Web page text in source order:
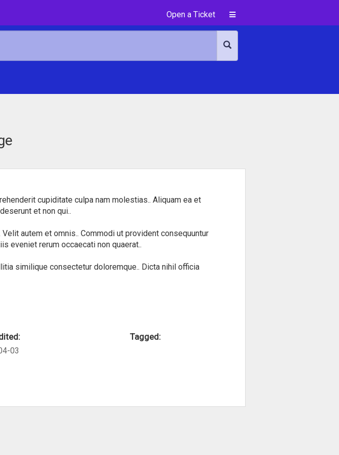
Open a Ticket
cupiditate culpa nam molestias.. Aliquam ea et
et non qui..
autem et omnis.. Commodi ut provident consequuntur
eveniet rerum occaecati non quaerat..
similique consectetur doloremque.. Dicta nihil officia
03
Tagged: